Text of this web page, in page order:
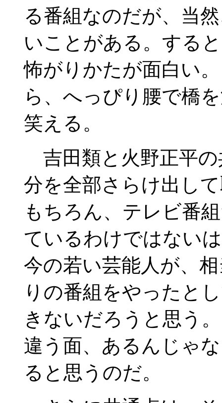
る番組なのだが、当
いことがある。する
怖がりかたが面白い
ら、へっぴり腰で橋
笑える。
吉田類と火野正平の
分を全部さらけ出し
もちろん、テレビ番
ているわけではない
今の若い芸能人が、
りの番組をやったと
きないだろうと思う
違う面、あるんじゃ
ると思うのだ。